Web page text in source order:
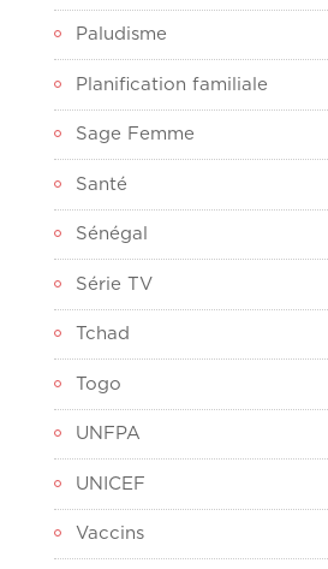
Paludisme
Planification familiale
Sage Femme
Santé
Sénégal
Série TV
Tchad
Togo
UNFPA
UNICEF
Vaccins